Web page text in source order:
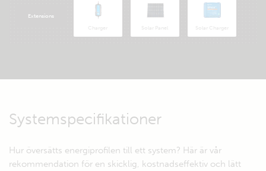
Extensions
Charger Solar Panel Solar Charger
Systemspecifikationer
Hur översätts energiprofilen till ett system? Här är vår
rekommendation för en skicklig, kostnadseffektiv och lätt